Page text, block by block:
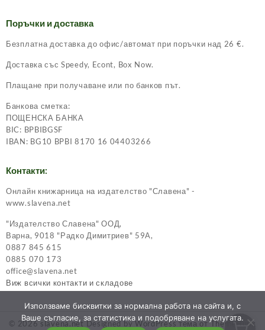
Поръчки и доставка
Безплатна доставка до офис/автомат при поръчки над 26 €.
Доставка със Speedy, Econt, Box Now.
Плащане при получаване или по банков път.
Банкова сметка:
ПОЩЕНСКА БАНКА
BIC: BPBIBGSF
IBAN: BG10 BPBI 8170 16 04403266
Контакти:
Онлайн книжарница на издателство "Славена" -
www.slavena.net
"Издателство Славена" ООД,
Варна, 9018 "Радко Димитриев" 59А,
0887 845 615
0885 070 173
office@slavena.net
Виж всички контакти и складове
© 2026slavena.net Designed by WordPress тема от ThemeHunk
Използваме бисквитки за нормална работа на сайта и, с
Ваше съгласие, за статистика и подобряване на услугата.